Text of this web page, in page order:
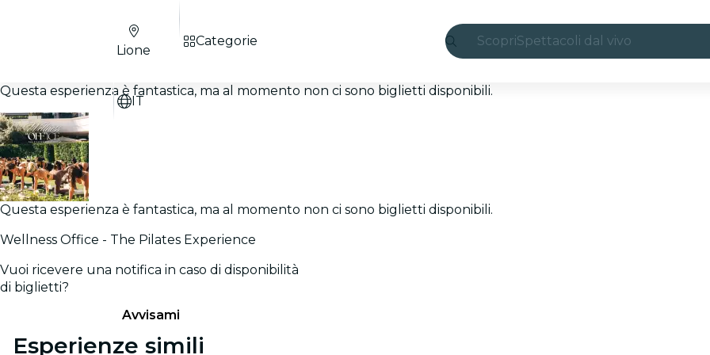
ScopriSpettacoli dal vivo
Lione
IT
Categorie
Questa esperienza è fantastica, ma al momento non ci sono biglietti disponibili.
Questa esperienza è fantastica, ma al momento non ci sono biglietti disponibili.
Wellness Office - The Pilates Experience
Vuoi ricevere una notifica in caso di disponibilità
di biglietti?
Avvisami
Esperienze simili